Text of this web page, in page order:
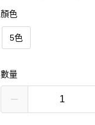
顏色
5色
數量